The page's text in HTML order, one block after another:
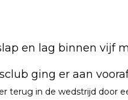
en lag binnen vijf
ging er aan
terug in de wedstrijd door